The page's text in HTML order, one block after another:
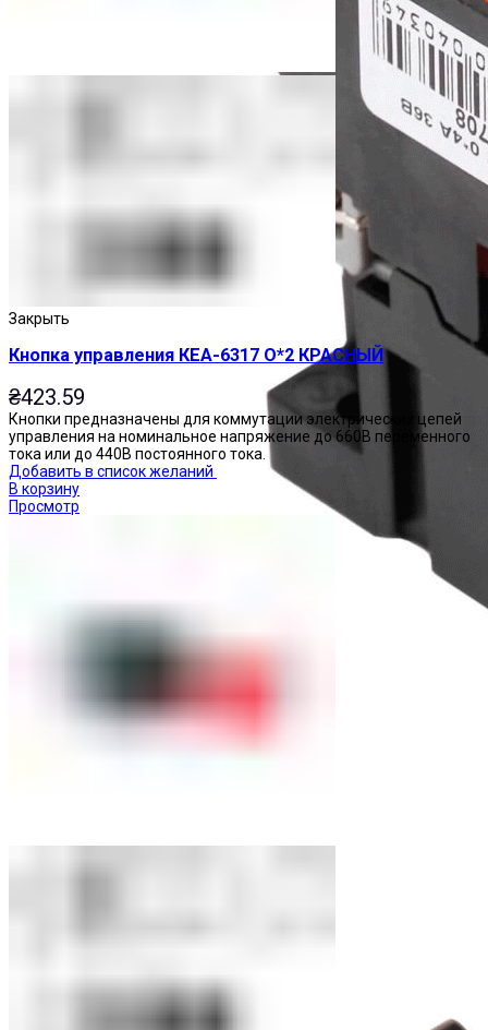
Закрыть
Кнопка управления КЕА-6317 О*2 КРАСНЫЙ
₴423.59
Кнопки предназначены для коммутации электрических цепей
управления на номинальное напряжение до 660В переменного
тока или до 440В постоянного тока.
Добавить в список желаний
В корзину
Просмотр